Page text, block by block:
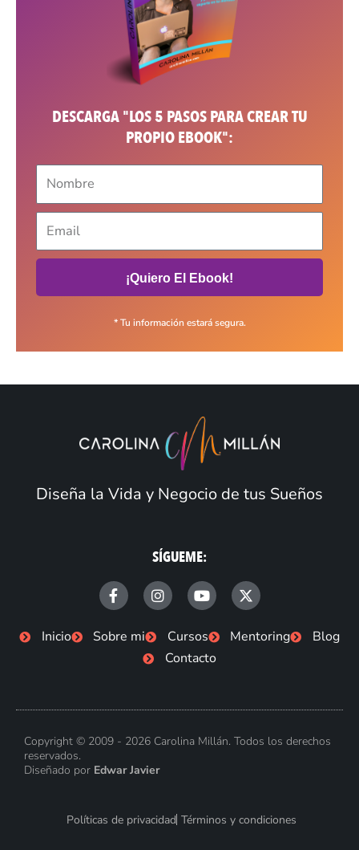
DESCARGA "LOS 5 PASOS PARA CREAR TU
PROPIO EBOOK":
¡Quiero El Ebook!
* Tu información estará segura.
Diseña la Vida y Negocio de tus Sueños
SÍGUEME:
F
a
c
e
b
I
n
s
Y
o
u
t
u
b
X
-
t
w
i
Inicio Sobre mi Cursos Mentoring
Blog
Contacto
Copyright © 2009 - 2026 Carolina Millán. Todos los derechos
reservados.
Diseñado por Edwar Javier
Políticas de privacidad Términos y condiciones